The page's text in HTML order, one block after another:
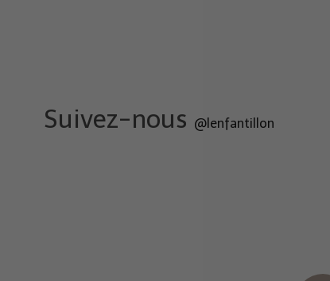
Suivez-nous @lenfantillon